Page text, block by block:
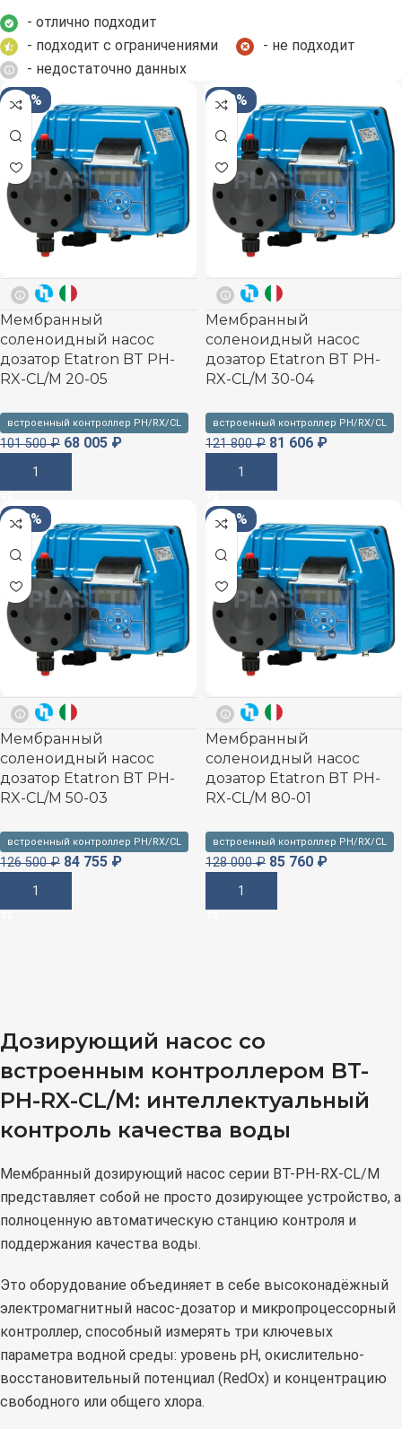
- отлично подходит
- подходит с ограничениями
- не подходит
- недостаточно данных
-33%
Мембранный
соленоидный насос
дозатор Etatron BT PH-
RX-CL/M 20-05
встроенный контроллер PH/RX/CL
101 500₽ 68 005 ₽
В Корзину
-33%
Мембранный
соленоидный насос
дозатор Etatron BT PH-
RX-CL/M 30-04
встроенный контроллер PH/RX/CL
121 800₽ 81 606 ₽
В Корзину
-33%
Мембранный
соленоидный насос
дозатор Etatron BT PH-
RX-CL/M 50-03
встроенный контроллер PH/RX/CL
126 500₽ 84 755 ₽
В Корзину
-33%
Мембранный
соленоидный насос
дозатор Etatron BT PH-
RX-CL/M 80-01
встроенный контроллер PH/RX/CL
128 000₽ 85 760 ₽
В Корзину
Дозирующий насос со
встроенным контроллером BT-
PH-RX-CL/M: интеллектуальный
контроль качества воды
Мембранный дозирующий насос серии BT-PH-RX-CL/M
представляет собой не просто дозирующее устройство, а
полноценную автоматическую станцию контроля и
поддержания качества воды.
Это оборудование объединяет в себе высоконадёжный
электромагнитный насос-дозатор и микропроцессорный
контроллер, способный измерять три ключевых
параметра водной среды: уровень pH, окислительно-
восстановительный потенциал (RedOx) и концентрацию
свободного или общего хлора.